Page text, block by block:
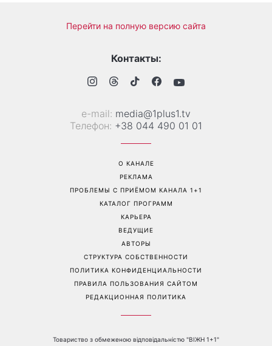
Перейти на полную версию сайта
Контакты:
е-mail: media@1plus1.tv
Телефон: +38 044 490 01 01
О КАНАЛЕ
РЕКЛАМА
ПРОБЛЕМЫ С ПРИЁМОМ КАНАЛА 1+1
КАТАЛОГ ПРОГРАММ
КАРЬЕРА
ВЕДУЩИЕ
АВТОРЫ
СТРУКТУРА СОБСТВЕННОСТИ
ПОЛИТИКА КОНФИДЕНЦИАЛЬНОСТИ
ПРАВИЛА ПОЛЬЗОВАНИЯ САЙТОМ
РЕДАКЦИОННАЯ ПОЛИТИКА
Товариство з обмеженою відповідальністю "ВІЖН 1+1"